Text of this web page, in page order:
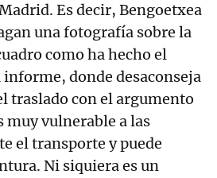
Es decir, Bengoetxea
una fotografía sobre la
como ha hecho el
informe, donde desaconseja
traslado con el argumento
muy vulnerable a las
el transporte y puede
Ni siquiera es un